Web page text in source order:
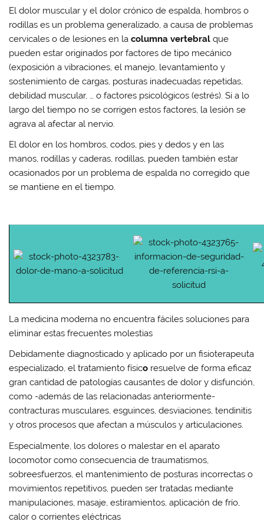
El dolor muscular y el dolor crónico de espalda, hombros o
rodillas es un problema generalizado, a causa de problemas
cervicales o de lesiones en lacolumna vertebral que
pueden estar originados por factores de tipo mecánico
(exposición a vibraciones, el manejo, levantamiento y
sostenimiento de cargas, posturas inadecuadas repetidas,
debilidad muscular, … o factores psicológicos (estrés). Si a lo
largo del tiempo no se corrigen estos factores, la lesión se
agrava alafectar al nervio.
El dolor en los hombros, codos, pies y dedos y en las
manos, rodillas y caderas, rodillas, pueden también estar
ocasionados por un problema de espalda no corregido que
se mantiene en el tiempo.
La medicina moderna no encuentra fáciles soluciones para
eliminar estas frecuentes molestias
Debidamente diagnosticado y aplicado por un fisioterapeuta
especializado, eltratamiento físico resuelve de forma eficaz
gran cantidad de patologías causantes de dolor y disfunción,
como -además de las relacionadas anteriormente-
contracturas musculares,esguinces, desviaciones,tendinitis
y otros procesos que afectan a músculos y articulaciones.
Especialmente, los dolores o malestar en el aparato
locomotor como consecuencia de traumatismos,
sobreesfuerzos, el mantenimiento de posturas incorrectas o
movimientos repetitivos, pueden ser tratadas mediante
manipulaciones, masaje,estiramientos,aplicación de frío,
calor o corrientes eléctricas